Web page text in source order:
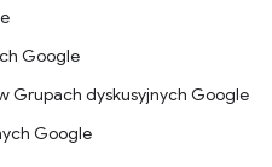
Google
Grupach dyskusyjnych Google
Google